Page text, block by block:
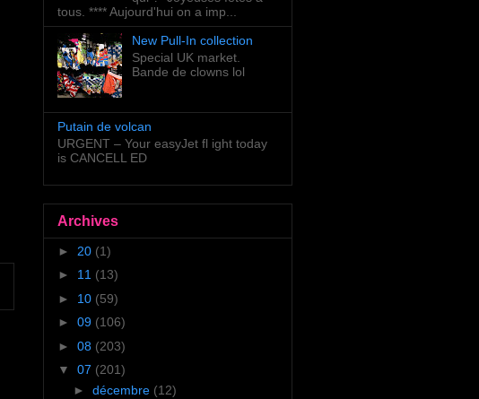
tous. **** Aujourd'hui on a imp...
New Pull-In collection
Special UK market.
Bande de clowns lol
Putain de volcan
URGENT – Your easyJet fl ight today
is CANCELL ED
Archives
► 20 (1)
► 11 (13)
► 10 (59)
► 09 (106)
► 08 (203)
▼ 07 (201)
► décembre (12)